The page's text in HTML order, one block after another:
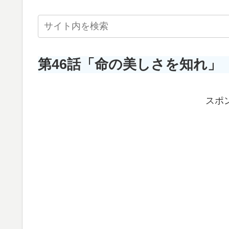
第46話「命の美しさを知れ」
スポ